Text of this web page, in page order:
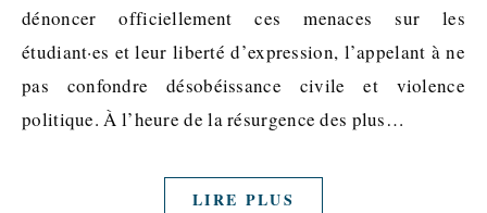
dénoncer officiellement ces menaces sur les
étudiant·es et leur liberté d’expression, l’appelant à ne
pas confondre désobéissance civile et violence
politique. À l’heure de la résurgence des plus…
LIRE PLUS